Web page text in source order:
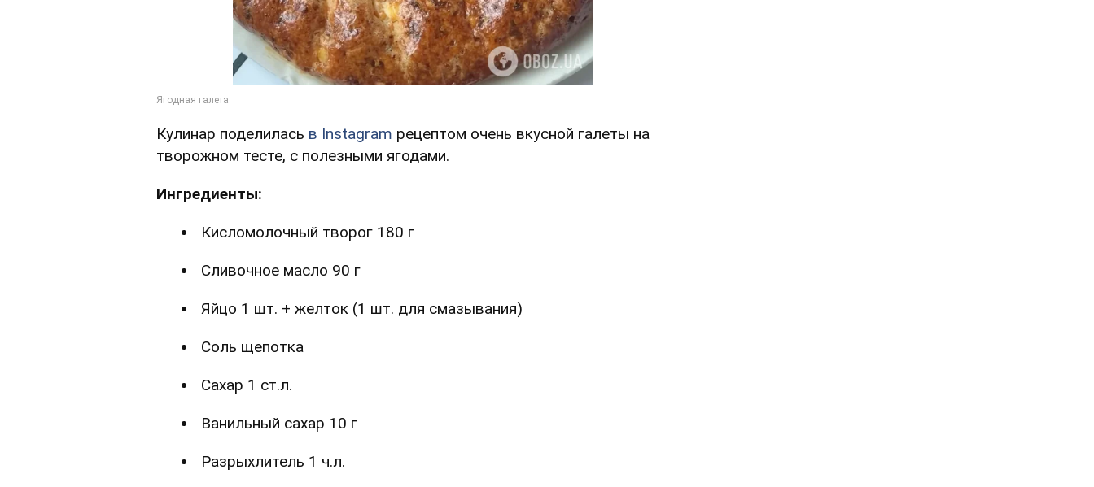
Кулинар поделилась в Instagram рецептом очень вкусной галеты на
творожном тесте, с полезными ягодами.
Ингредиенты:
Кисломолочный творог 180 г
Сливочное масло 90 г
Яйцо 1 шт. + желток (1 шт. для смазывания)
Соль щепотка
Сахар 1 ст.л.
Ванильный сахар 10 г
Разрыхлитель 1 ч.л.